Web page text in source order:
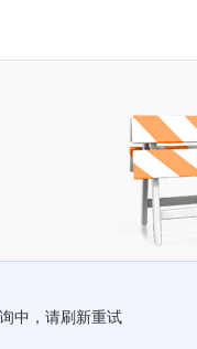
中，请刷新重试